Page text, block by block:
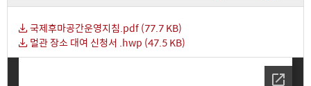
국제후마공간운영지침.pdf (77.7 KB)
멀관 장소 대여 신청서 .hwp (47.5 KB)